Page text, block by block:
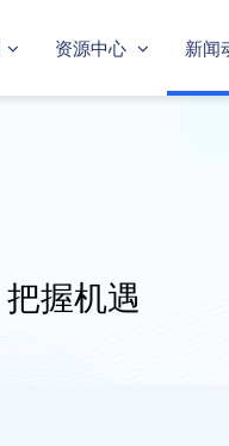
资源中心 新闻
握机遇